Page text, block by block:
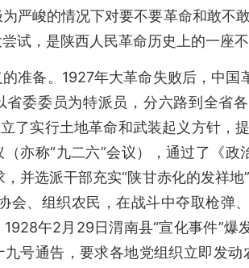
严峻的情况下对要不要革命和敢不
试，是陕西人民革命历史上的一座不
准备。1927年大革命失败后，中
省委委员为特派员，分六路到全省
了实行土地革命和武装起义方针，
亦称“九二六”会议），通过了《
，并选派干部充实“陕甘赤化的发
会、组织农民，在战斗中夺取枪弹
午2月29日渭南县“宣化事件”
九号通告，要求各地党组织立即发